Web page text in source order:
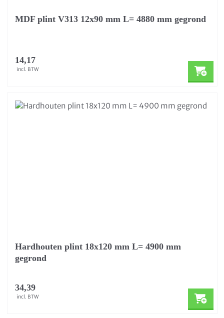
MDF plint V313 12x90 mm L= 4880 mm gegrond
14,17
incl. BTW
Hardhouten plint 18x120 mm L= 4900 mm
gegrond
34,39
incl. BTW